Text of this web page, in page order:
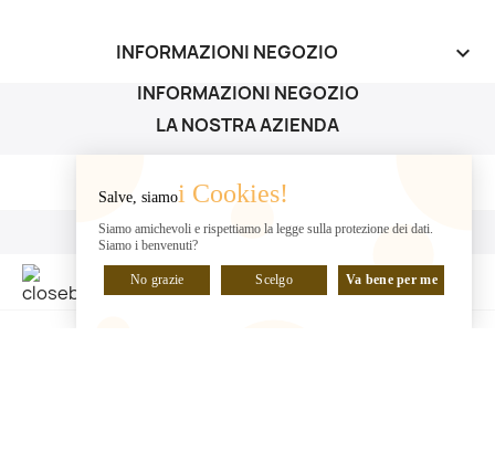
INFORMAZIONI NEGOZIO keyboard_arrow_down
INFORMAZIONI NEGOZIO
LA NOSTRA AZIENDA
LA NOSTRA AZIENDA
IL TUO ACCOUNT
IL TUO ACCOUNT
Salve, siamoi Cookies!
Siamo amichevoli e rispettiamo la legge sulla protezione dei dati.
Siamo i benvenuti?
No grazie Scelgo Va bene per me
CHATTA CON NOI